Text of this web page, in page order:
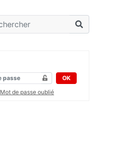
OK
Mot de passe oublié